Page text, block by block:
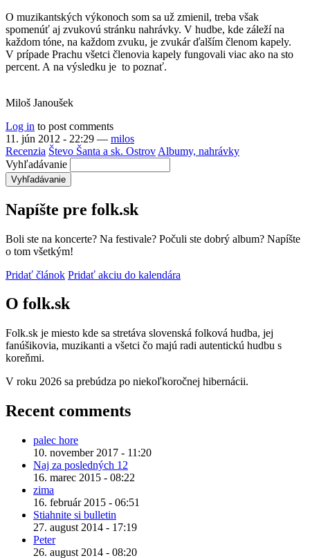
O muzikantských výkonoch som sa už zmienil, treba však
spomenúť aj zvukovú stránku nahrávky. V hudbe, kde záleží na
každom tóne, na každom zvuku, je zvukár ďalším členom kapely.
V prípade Prachu všetci členovia kapely fungovali viac ako na sto
percent. A na výsledku je to poznať.
Miloš Janoušek
Log in to post comments
11. jún 2012 - 22:29 — milos
Recenzia Števo Šanta a sk. Ostrov Albumy, nahrávky
Vyhľadávanie
Napíšte pre folk.sk
Boli ste na koncerte? Na festivale? Počuli ste dobrý album? Napíšte
o tom všetkým!
Pridať článok Pridať akciu do kalendára
O folk.sk
Folk.sk je miesto kde sa stretáva slovenská folková hudba, jej
fanúšikovia, muzikanti a všetci čo majú radi autentickú hudbu s
koreňmi.
V roku 2026 sa prebúdza po niekoľkoročnej hibernácii.
Recent comments
palec hore
10. november 2017 - 11:20
Naj za posledných 12
16. marec 2015 - 08:22
zima
16. február 2015 - 06:51
Stiahnite si bulletin
27. august 2014 - 17:19
Peter
26. august 2014 - 08:20